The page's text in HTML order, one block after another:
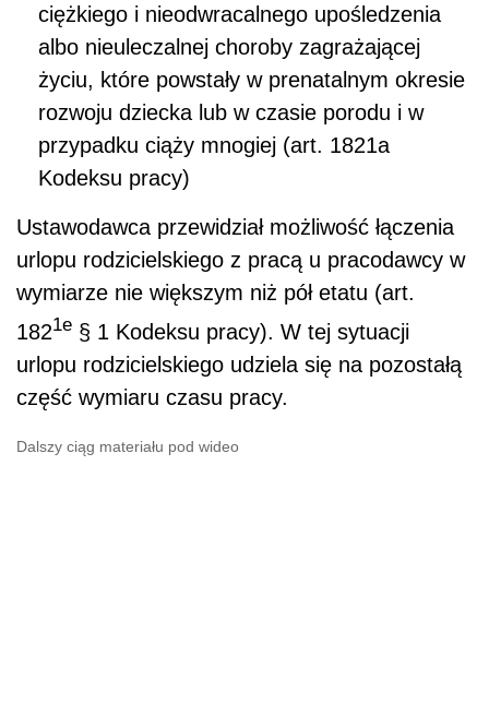
ciężkiego i nieodwracalnego upośledzenia
albo nieuleczalnej choroby zagrażającej
życiu, które powstały w prenatalnym okresie
rozwoju dziecka lub w czasie porodu i w
przypadku ciąży mnogiej (art. 1821a
Kodeksu pracy)
Ustawodawca przewidział możliwość łączenia
urlopu rodzicielskiego z pracą u pracodawcy w
wymiarze nie większym niż pół etatu (art.
1821e § 1 Kodeksu pracy). W tej sytuacji
urlopu rodzicielskiego udziela się na pozostałą
część wymiaru czasu pracy.
Dalszy ciąg materiału pod wideo